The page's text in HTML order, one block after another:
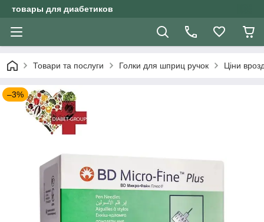
товары для диабетиков
Товари та послуги Голки для шприц ручок Ціни
–3%